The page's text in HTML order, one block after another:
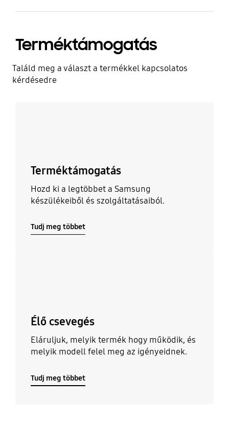
Terméktámogatás
Találd meg a választ a termékkel kapcsolatos
kérdésedre
Terméktámogatás
Hozd ki a legtöbbet a Samsung
készülékeiből és szolgáltatásaiból.
Tudj meg többet
Élő csevegés
Eláruljuk, melyik termék hogy működik, és
melyik modell felel meg az igényeidnek.
Tudj meg többet